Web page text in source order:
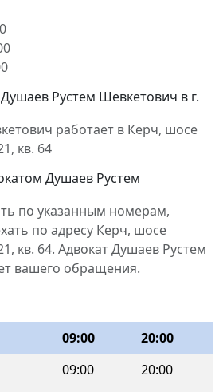
Рустем Шевкетович в г.
работает в Керч, шосе
кв. 64
Душаев Рустем
по указанным номерам,
по адресу Керч, шосе
кв. 64. Адвокат Душаев Рустем
вашего обращения.
09:00
20:00
09:00
20:00